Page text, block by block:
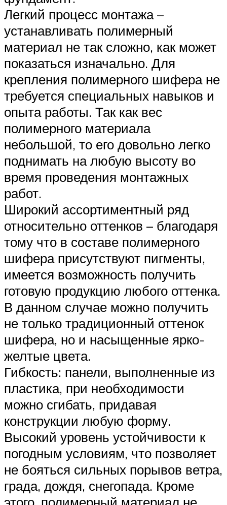
Легкий процесс монтажа –
устанавливать полимерный
материал не так сложно, как может
показаться изначально. Для
крепления полимерного шифера не
требуется специальных навыков и
опыта работы. Так как вес
полимерного материала
небольшой, то его довольно легко
поднимать на любую высоту во
время проведения монтажных
работ.
Широкий ассортиментный ряд
относительно оттенков – благодаря
тому что в составе полимерного
шифера присутствуют пигменты,
имеется возможность получить
готовую продукцию любого оттенка.
В данном случае можно получить
не только традиционный оттенок
шифера, но и насыщенные ярко-
желтые цвета.
Гибкость: панели, выполненные из
пластика, при необходимости
можно сгибать, придавая
конструкции любую форму.
Высокий уровень устойчивости к
погодным условиям, что позволяет
не бояться сильных порывов ветра,
града, дождя, снегопада. Кроме